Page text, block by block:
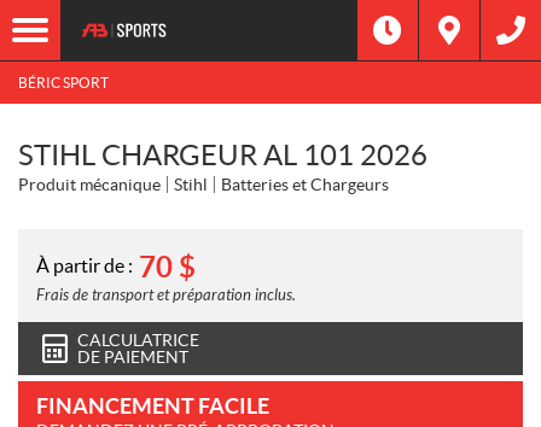
BÉRIC SPORT
STIHL CHARGEUR AL 101 2026
Produit mécanique Stihl Batteries et Chargeurs
À partir de : 70 $
Frais de transport et préparation inclus.
CALCULATRICE
DE PAIEMENT
FINANCEMENT FACILE